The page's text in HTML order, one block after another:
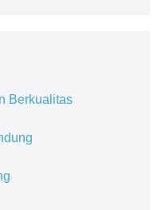
Berkualitas